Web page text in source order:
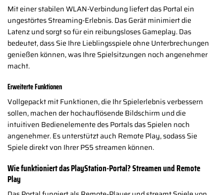
Mit einer stabilen WLAN-Verbindung liefert das Portal ein
ungestörtes Streaming-Erlebnis. Das Gerät minimiert die
Latenz und sorgt so für ein reibungsloses Gameplay. Das
bedeutet, dass Sie Ihre Lieblingsspiele ohne Unterbrechungen
genießen können, was Ihre Spielsitzungen noch angenehmer
macht.
Erweiterte Funktionen
Vollgepackt mit Funktionen, die Ihr Spielerlebnis verbessern
sollen, machen der hochauflösende Bildschirm und die
intuitiven Bedienelemente des Portals das Spielen noch
angenehmer. Es unterstützt auch Remote Play, sodass Sie
Spiele direkt von Ihrer PS5 streamen können.
Wie funktioniert das PlayStation-Portal? Streamen und Remote
Play